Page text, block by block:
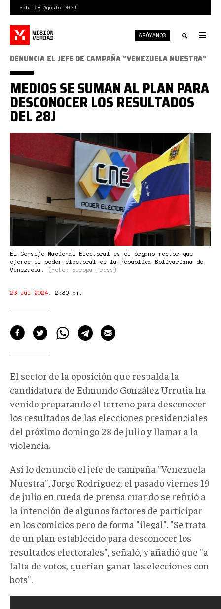
contenido
principal
Sáb. 08 Agosto 2026
Toggle
APÓYANOS
Bandera.jpg
El Consejo Nacional Electoral es el órgano rector que
ejerce el poder electoral de la República Bolivariana de
Venezuela.
(Foto: Europa Press)
DENUNCIA EL JEFE DE CAMPAÑA "VENEZUELA NUESTRA"
MEDIOS SE SUMAN AL PLAN PARA
DESCONOCER LOS RESULTADOS
DEL 28J
23 Jul 2024, 2:30 pm.
El sector de la oposición que respalda la
candidatura de Edmundo González Urrutia ha
venido preparando el terreno para desconocer
los resultados de las elecciones presidenciales
del próximo domingo 28 de julio y llamar a la
violencia.
Así lo denunció el jefe de campaña "Venezuela
Nuestra", Jorge Rodríguez, el pasado viernes 19
de julio en rueda de prensa cuando se refirió a
la intención de algunos factores de participar
en los comicios pero de forma "ilegal". "Se trata
de un plan establecido para desconocer los
resultados electorales", señaló, y añadió que "a
falta de votos, querían ganar las elecciones con
bots".